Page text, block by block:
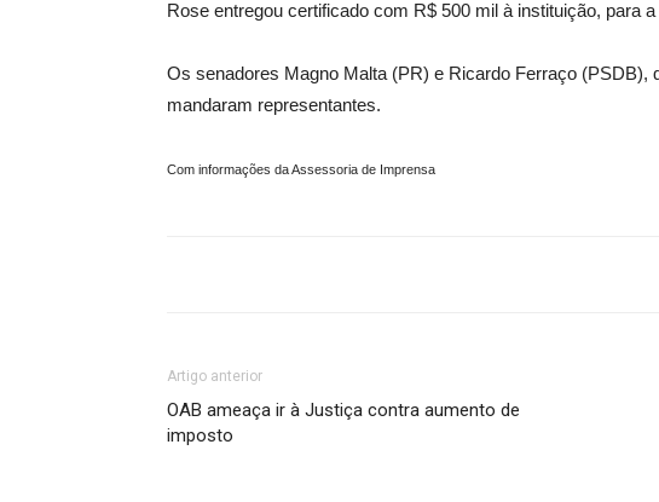
Rose entregou certificado com R$ 500 mil à instituição, para
Os senadores Magno Malta (PR) e Ricardo Ferraço (PSDB),
mandaram representantes.
Com informações da Assessoria de Imprensa
Artigo anterior
OAB ameaça ir à Justiça contra aumento de
imposto